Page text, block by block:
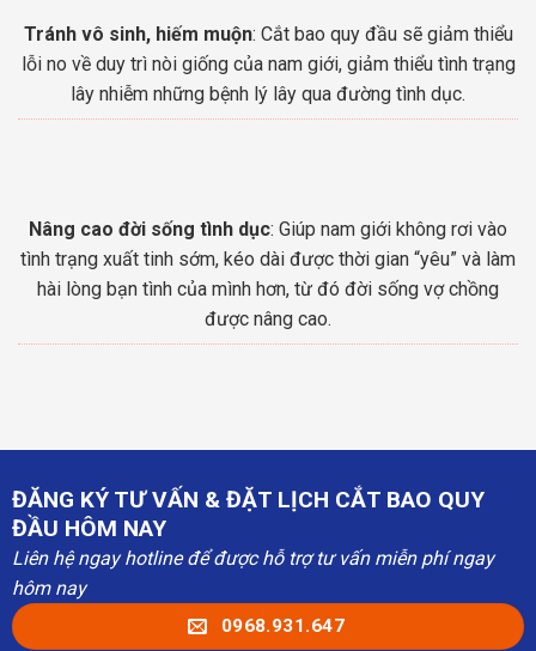
Tránh vô sinh, hiếm muộn: Cắt bao quy đầu sẽ giảm thiểu
lỗi no về duy trì nòi giống của nam giới, giảm thiểu tình trạng
lây nhiễm những bệnh lý lây qua đường tình dục.
Nâng cao đời sống tình dục: Giúp nam giới không rơi vào
tình trạng xuất tinh sớm, kéo dài được thời gian “yêu” và làm
hài lòng bạn tình của mình hơn, từ đó đời sống vợ chồng
được nâng cao.
ĐĂNG KÝ TƯ VẤN & ĐẶT LỊCH CẮT BAO QUY
ĐẦU HÔM NAY
Liên hệ ngay hotline để được hỗ trợ tư vấn miễn phí ngay
hôm nay
0968.931.647